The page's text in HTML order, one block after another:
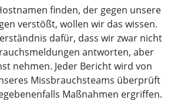
finden, der gegen unsere
verstößt, wollen wir das wissen.
dafür, dass wir zwar nicht
antworten, aber
nehmen. Jeder Bericht wird von
Missbrauchsteams überprüft
Maßnahmen ergriffen.